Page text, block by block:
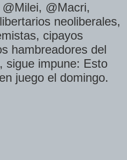
@Macri,
neoliberales,
cipayos
hambreadores del
sigue impune: Esto
juego el domingo.